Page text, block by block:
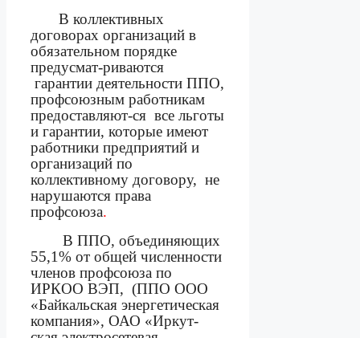
В коллективных
договорах организаций в
обязательном порядке
предусмат-риваются
гарантии деятельности ППО,
профсоюзным работникам
предоставляют-ся все льготы
и гарантии, которые имеют
работники предприятий и
организаций по
коллективному договору, не
нарушаются права
профсоюза.
В ППО, объединяющих
55,1% от общей численности
членов профсоюза по
ИРКОО ВЭП, (ППО ООО
«Байкальская энергетическая
компания», ОАО «Иркут-